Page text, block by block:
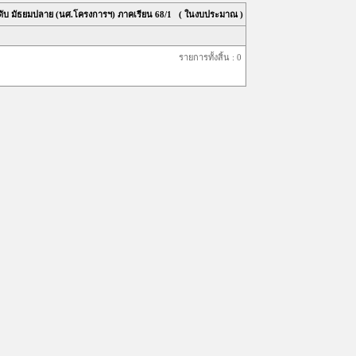
มัธยมปลาย (นศ.โครงการฯ) ภาคเรียน 68/1 ( ในงบประมาณ )
รายการทั้งสิ้น : 0